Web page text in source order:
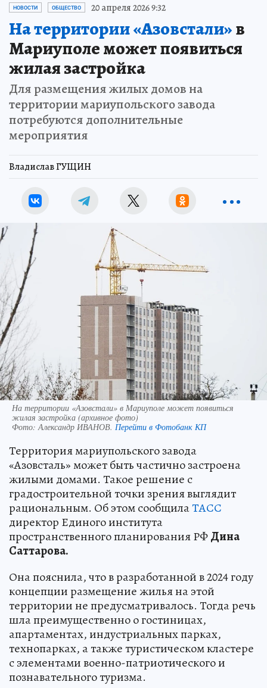
НОВОСТИ ОБЩЕСТВО 20 апреля 2026 9:32
На территории «Азовстали»в
Мариуполе может появиться
жилая застройка
Для размещения жилых домов на
территории мариупольского завода
потребуются дополнительные
мероприятия
Владислав ГУЩИН
На территории «Азовстали» в Мариуполе может появиться
жилая застройка (архивное фото)
Фото:Александр ИВАНОВ. Перейти в Фотобанк КП
Территория мариупольского завода
«Азовсталь» может быть частично застроена
жилыми домами. Такое решение с
градостроительной точки зрения выглядит
рациональным. Об этом сообщилаТАСС
директор Единого института
пространственного планирования РФДина
Саттарова.
Она пояснила, что в разработанной в 2024 году
концепции размещение жилья на этой
территории не предусматривалось. Тогда речь
шла преимущественно о гостиницах,
апартаментах, индустриальных парках,
технопарках, а также туристическом кластере
с элементами военно-патриотического и
познавательного туризма.